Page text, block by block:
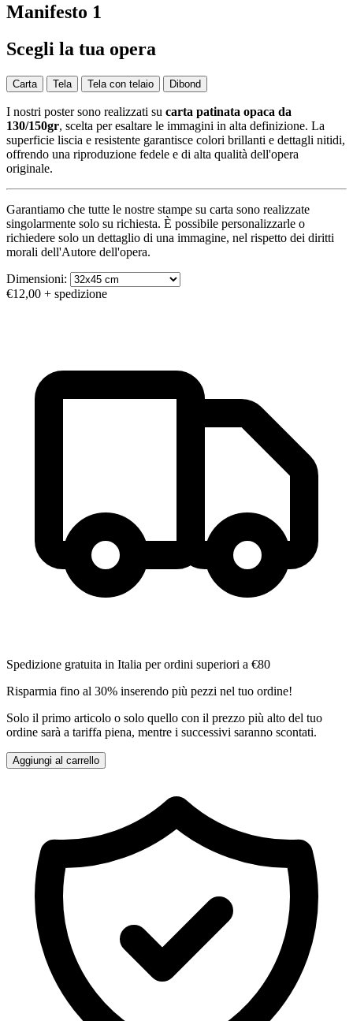
Manifesto 1
Scegli la tua opera
Carta Tela Tela con telaio Dibond
I nostri poster sono realizzati su carta patinata opaca da
130/150gr, scelta per esaltare le immagini in alta definizione. La
superficie liscia e resistente garantisce colori brillanti e dettagli nitidi,
offrendo una riproduzione fedele e di alta qualità dell'opera
originale.
Garantiamo che tutte le nostre stampe su carta sono realizzate
singolarmente solo su richiesta. È possibile personalizzarle o
richiedere solo un dettaglio di una immagine, nel rispetto dei diritti
morali dell'Autore dell'opera.
Dimensioni:
€12,00 + spedizione
Spedizione gratuita in Italia per ordini superiori a €80
Risparmia fino al 30% inserendo più pezzi nel tuo ordine!
Solo il primo articolo o solo quello con il prezzo più alto del tuo
ordine sarà a tariffa piena, mentre i successivi saranno scontati.
Aggiungi al carrello